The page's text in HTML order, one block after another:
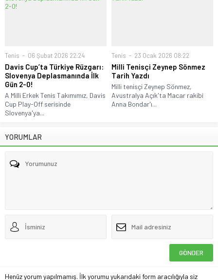
Tenis 06 Şubat 2026 22:24
Davis Cup’ta Türkiye Rüzgarı:
Slovenya Deplasmanında İlk
Gün 2-0!
A Milli Erkek Tenis Takımımız, Davis
Cup Play-Off serisinde
Slovenya'ya...
Tenis 23 Ocak 2026 08:22
Milli Tenisçi Zeynep Sönmez
Tarih Yazdı
Milli tenisçi Zeynep Sönmez,
Avustralya Açık'ta Macar rakibi
Anna Bondar'ı...
YORUMLAR
Henüz yorum yapılmamış. İlk yorumu yukarıdaki form aracılığıyla siz